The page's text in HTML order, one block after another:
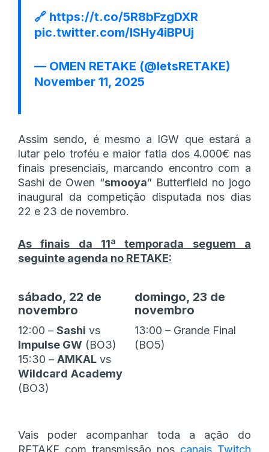
🔗 https://t.co/5R8bFzgDXR
pic.twitter.com/lSHy4iBPUj
— OMEN RETAKE (@letsRETAKE)
November 11, 2025
Assim sendo, é mesmo a IGW que estará a
lutar pelo troféu e maior fatia dos 4.000€ nas
finais presenciais, marcando encontro com a
Sashi de Owen “smooya” Butterfield no jogo
inaugural da competição disputada nos dias
22 e 23 de novembro.
As finais da 11ª temporada seguem a
seguinte agenda no RETAKE:
sábado, 22 de
novembro
domingo, 23 de
novembro
12:00 – Sashi vs
Impulse GW (BO3)
13:00 – Grande Final
(BO5)
15:30 – AMKAL vs
Wildcard Academy
(BO3)
Vais poder acompanhar toda a ação do
RETAKE com transmissão nos canais Twitch